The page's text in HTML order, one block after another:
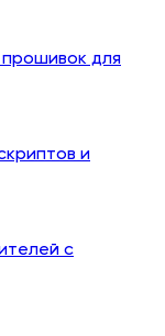
для
и
с